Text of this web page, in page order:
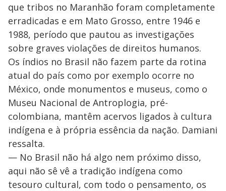
que tribos no Maranhão foram completamente
erradicadas e em Mato Grosso, entre 1946 e
1988, período que pautou as investigações
sobre graves violações de direitos humanos.
Os índios no Brasil não fazem parte da rotina
atual do país como por exemplo ocorre no
México, onde monumentos e museus, como o
Museu Nacional de Antroplogia, pré-
colombiana, mantêm acervos ligados à cultura
indígena e à própria essência da nação. Damiani
ressalta.
— No Brasil não há algo nem próximo disso,
aqui não sê vê a tradição indígena como
tesouro cultural, com todo o pensamento, os